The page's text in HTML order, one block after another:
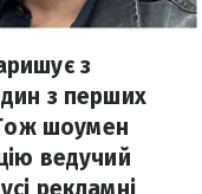
з
з перших
Тож шоумен
ведучий